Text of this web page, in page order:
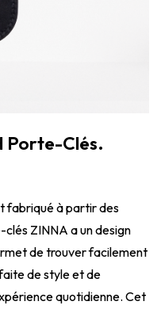
Porte-Clés.
fabriqué à partir des
ZINNA a un design
de trouver facilement
de style et de
quotidienne. Cet